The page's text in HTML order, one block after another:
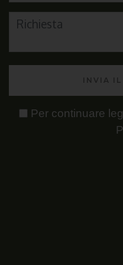
INVIA IL
Per continuare